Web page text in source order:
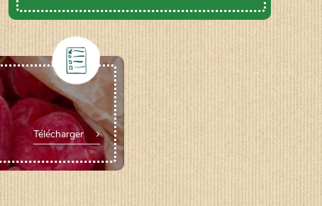
Télécharger